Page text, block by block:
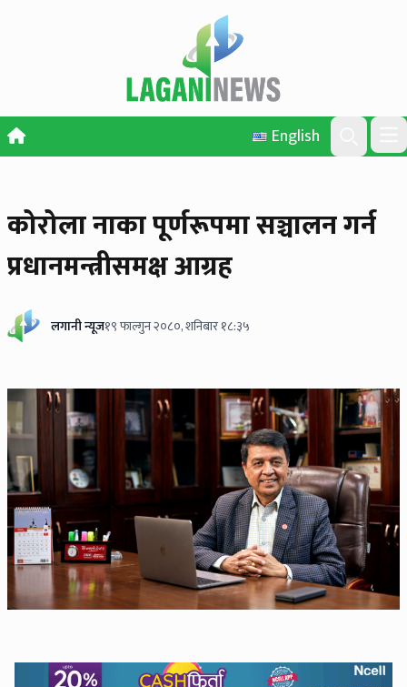
English
Search
कोरोला नाका पूर्णरूपमा सञ्चालन गर्न
प्रधानमन्त्रीसमक्ष आग्रह
लगानी न्यूज१९ फाल्गुन २०८०, शनिबार १८:३५